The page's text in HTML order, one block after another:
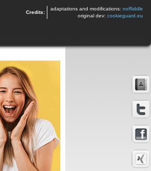
Credits:
adaptations and modifications: noRiddle
original dev: cookieguard.eu